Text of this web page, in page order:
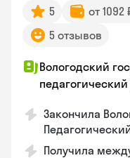
5 от 1092
5 отзывов
Вологодский
Закончила
Получила